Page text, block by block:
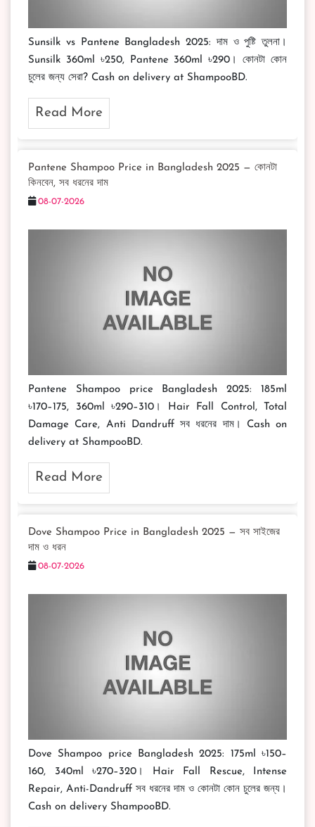
Sunsilk vs Pantene Bangladesh 2025: দাম ও পুষ্টি তুলনা।
Sunsilk 360ml ৳250, Pantene 360ml ৳290। কোনটা কোন
চুলের জন্য সেরা? Cash on delivery at ShampooBD.
Read More
Pantene Shampoo Price in Bangladesh 2025 — কোনটা
কিনবেন, সব ধরনের দাম
08-07-2026
Pantene Shampoo price Bangladesh 2025: 185ml
৳170–175, 360ml ৳290–310। Hair Fall Control, Total
Damage Care, Anti Dandruff সব ধরনের দাম। Cash on
delivery at ShampooBD.
Read More
Dove Shampoo Price in Bangladesh 2025 — সব সাইজের
দাম ও ধরন
08-07-2026
Dove Shampoo price Bangladesh 2025: 175ml ৳150–
160, 340ml ৳270–320। Hair Fall Rescue, Intense
Repair, Anti-Dandruff সব ধরনের দাম ও কোনটা কোন চুলের জন্য।
Cash on delivery ShampooBD.